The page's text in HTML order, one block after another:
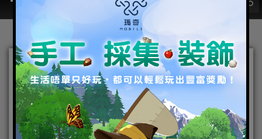
《夢境》瑞鼠迎新春！新年
活動、強力神獸、豐盛晚宴
三個願望一次滿足
2020-01-17|Android,IOS,手機遊戲 夢境